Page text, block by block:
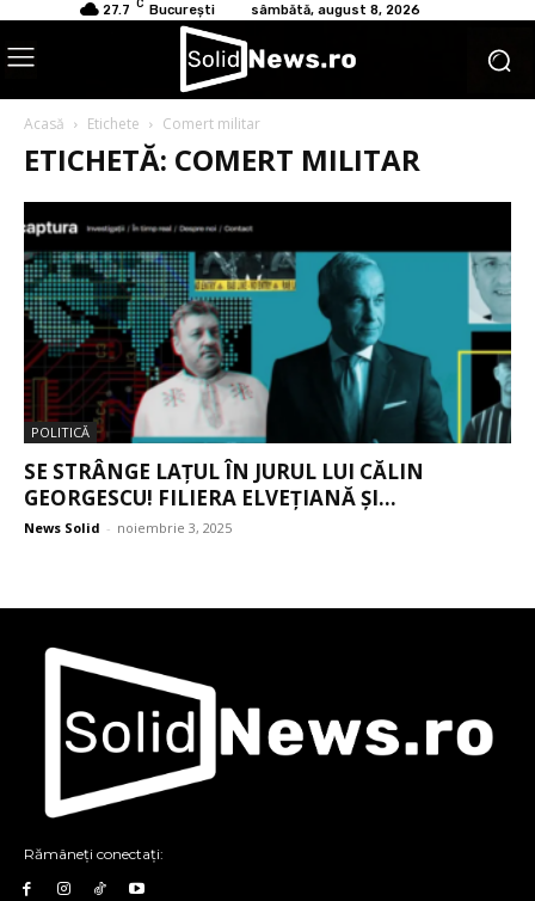
27.7 C București sâmbătă, august 8, 2026
Acasă Etichete Comert militar
ETICHETĂ: COMERT MILITAR
POLITICĂ
SE STRÂNGE LAȚUL ÎN JURUL LUI CĂLIN
GEORGESCU! FILIERA ELVEȚIANĂ ȘI...
News Solid - noiembrie 3, 2025
Rămâneți conectați: